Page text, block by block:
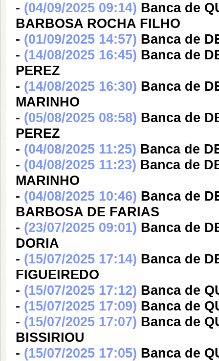
- (04/09/2025 09:14) Banca de
BARBOSA ROCHA FILHO
- (01/09/2025 14:57) Banca de
- (14/08/2025 16:45) Banca de
PEREZ
- (14/08/2025 16:30) Banca de
MARINHO
- (05/08/2025 08:58) Banca de
PEREZ
- (04/08/2025 11:25) Banca de
- (04/08/2025 11:23) Banca de
MARINHO
- (04/08/2025 10:46) Banca de
BARBOSA DE FARIAS
- (23/07/2025 09:01) Banca de
DORIA
- (15/07/2025 17:14) Banca de
FIGUEIREDO
- (15/07/2025 17:12) Banca de
- (15/07/2025 17:09) Banca de
- (15/07/2025 17:07) Banca de
BISSIRIOU
- (15/07/2025 17:05) Banca de